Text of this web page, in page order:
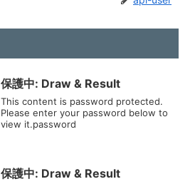
保護中: Draw & Result
This content is password protected.
Please enter your password below to
view it.password
保護中: Draw & Result